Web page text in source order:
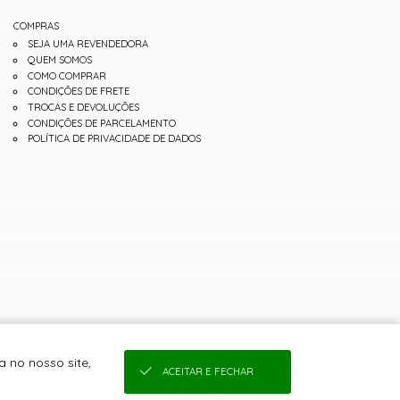
COMPRAS
SEJA UMA REVENDEDORA
QUEM SOMOS
COMO COMPRAR
CONDIÇÕES DE FRETE
TROCAS E DEVOLUÇÕES
CONDIÇÕES DE PARCELAMENTO
POLÍTICA DE PRIVACIDADE DE DADOS
no nosso site,
ACEITAR E FECHAR